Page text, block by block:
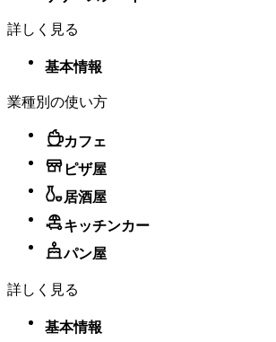
詳しく見る
基本情報
業種別の使い方
カフェ
ピザ屋
居酒屋
キッチンカー
パン屋
詳しく見る
基本情報